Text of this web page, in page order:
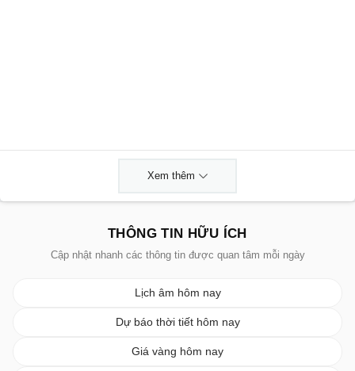
Xem thêm
THÔNG TIN HỮU ÍCH
Cập nhật nhanh các thông tin được quan tâm mỗi ngày
Lịch âm hôm nay
Dự báo thời tiết hôm nay
Giá vàng hôm nay